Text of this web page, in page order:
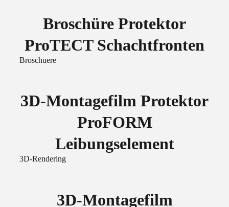
Broschüre Protektor
ProTECT Schachtfronten
Broschuere
3D-Montagefilm Protektor
ProFORM
Leibungselement
3D-Rendering
3D-Montagefilm